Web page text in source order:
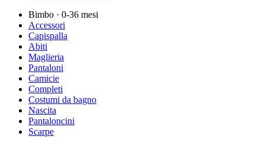
Bimbo · 0-36 mesi
Accessori
Capispalla
Abiti
Maglieria
Pantaloni
Camicie
Completi
Costumi da bagno
Nascita
Pantaloncini
Scarpe